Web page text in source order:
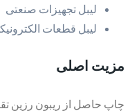
لیبل تجهیزات صنعتی
لیبل قطعات
مزیت اصلی
چاپ حاصل از ریبون رزین